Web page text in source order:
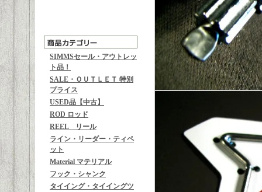
SIMMSセール・アウトレッ
ト品！
SALE・ＯＵＴＬＥＴ 特別
プライス
USED品【中古】
ROD ロッド
REEL リール
ライン・リーダー・ティペ
ット
Material マテリアル
フック・シャンク
タイイング・タイイングツ